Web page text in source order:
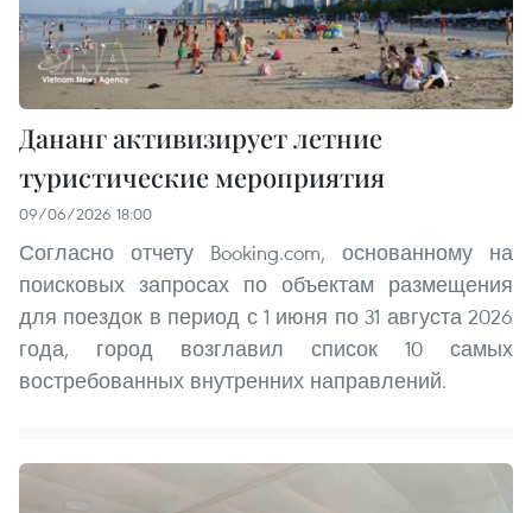
Дананг активизирует летние
туристические мероприятия
09/06/2026 18:00
Согласно отчету Booking.com, основанному на
поисковых запросах по объектам размещения
для поездок в период с 1 июня по 31 августа 2026
года, город возглавил список 10 самых
востребованных внутренних направлений.